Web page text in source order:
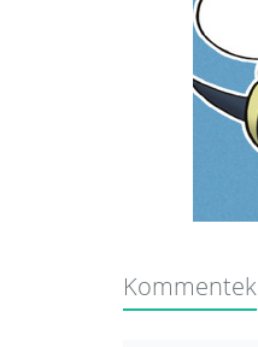
Kommentek